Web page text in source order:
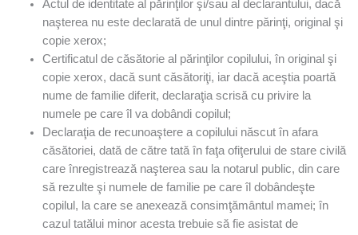
Actul de identitate al părinţilor şi/sau al declarantului, dacă
naşterea nu este declarată de unul dintre părinţi, original şi
copie xerox;
Certificatul de căsătorie al părinţilor copilului, în original şi
copie xerox, dacă sunt căsătoriţi, iar dacă aceştia poartă
nume de familie diferit, declaraţia scrisă cu privire la
numele pe care îl va dobândi copilul;
Declaraţia de recunoaştere a copilului născut în afara
căsătoriei, dată de către tată în faţa ofiţerului de stare civilă
care înregistrează naşterea sau la notarul public, din care
să rezulte şi numele de familie pe care îl dobândeşte
copilul, la care se anexează consimţământul mamei; în
cazul tatălui minor acesta trebuie să fie asistat de